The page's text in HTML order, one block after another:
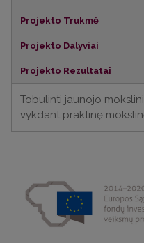
Projekto Trukmė
Projekto Dalyviai
Projekto Rezultatai
Tobulinti jaunojo
vykdant praktinę